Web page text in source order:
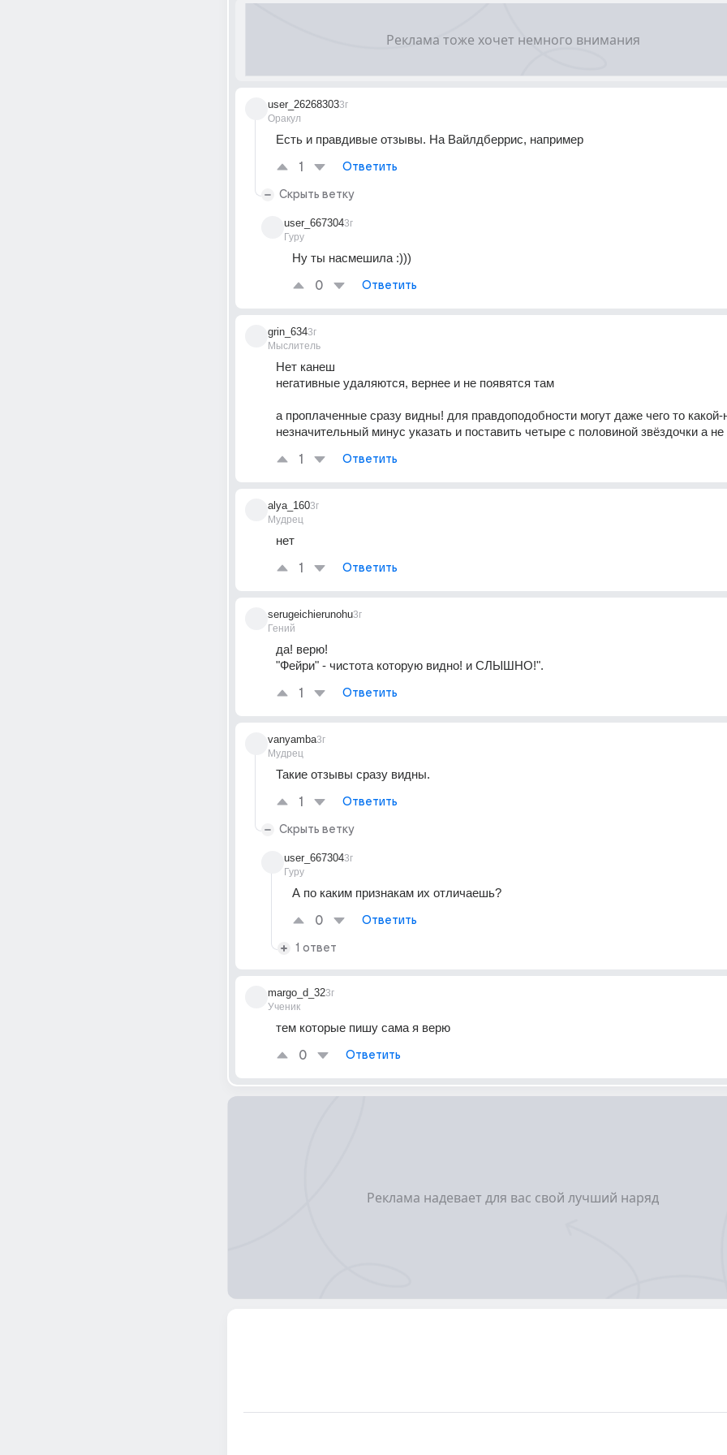
user_26268303
Оракул
3г
Есть и правдивые отзывы. На Вайлдберрис, например
1 Ответить
Скрыть ветку
user_667304
Гуру
3г
Ну ты насмешила :)))
0 Ответить
grin_634
Мыслитель
3г
Нет канеш
негативные удаляются, вернее и не появятся там
а проплаченные сразу видны! для правдоподобности могут даже чего то какой-
незначительный минус указать и поставить четыре с половиной звёздочки а не
1 Ответить
alya_160
Мудрец
3г
нет
1 Ответить
serugeichierunohu
Гений
3г
да! верю!
"Фейри" - чистота которую видно! и СЛЫШНО!".
1 Ответить
vanyamba
Мудрец
3г
Такие отзывы сразу видны.
1 Ответить
Скрыть ветку
user_667304
Гуру
3г
А по каким признакам их отличаешь?
0 Ответить
1 ответ
margo_d_32
Ученик
3г
тем которые пишу сама я верю
0 Ответить